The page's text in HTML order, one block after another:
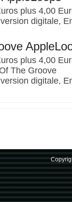
plus 4,00
digitale,
plus 4,00
The Groove
digitale,